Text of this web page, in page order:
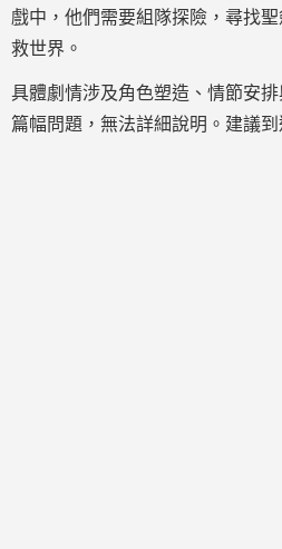
戲中，他們需要組隊探險，尋找
救世界。
具體劇情涉及角色塑造、情節安
篇幅問題，無法詳細說明。建議